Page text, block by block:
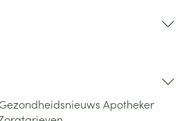
Gezondheidsnieuws Apotheker